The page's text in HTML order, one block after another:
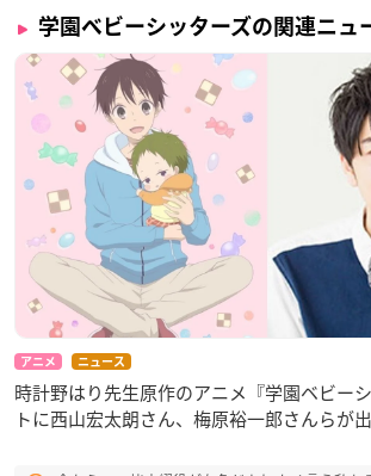
学園ベビーシッターズの関連ニュ
アニメ ニュース
時計野はり先生原作のアニメ『学園ベビー
トに西山宏太朗さん、梅原裕一郎さんらが